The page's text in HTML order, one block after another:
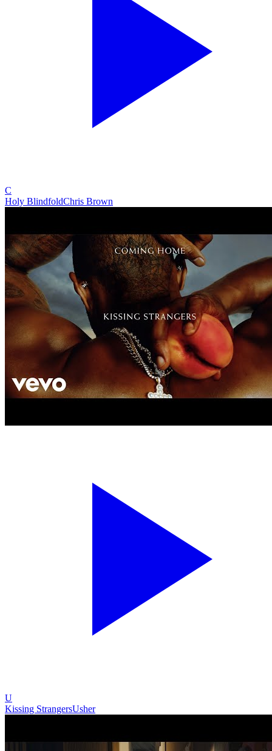
C
Holy BlindfoldChris Brown
U
Kissing StrangersUsher